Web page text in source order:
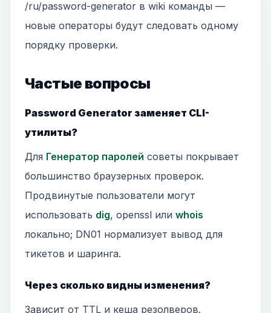
/ru/password-generator в wiki команды —
новые операторы будут следовать одному
порядку проверки.
Частые вопросы
Password Generator заменяет CLI-
утилиты?
Для Генератор паролей советы покрывает
большинство браузерных проверок.
Продвинутые пользователи могут
использовать dig, openssl или whois
локально; DN01 нормализует вывод для
тикетов и шаринга.
Через сколько видны изменения?
Зависит от TTL и кеша резолверов.